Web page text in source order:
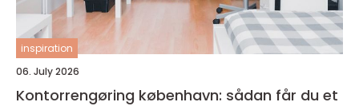
inspiration
06. July 2026
Kontorrengøring københavn: sådan får du et